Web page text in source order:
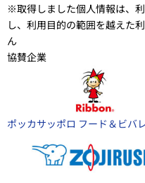
※取得しました個人情報は、
し、利用目的の範囲を越えた
ん
協賛企業
ポッカサッポロ フード＆ビバ